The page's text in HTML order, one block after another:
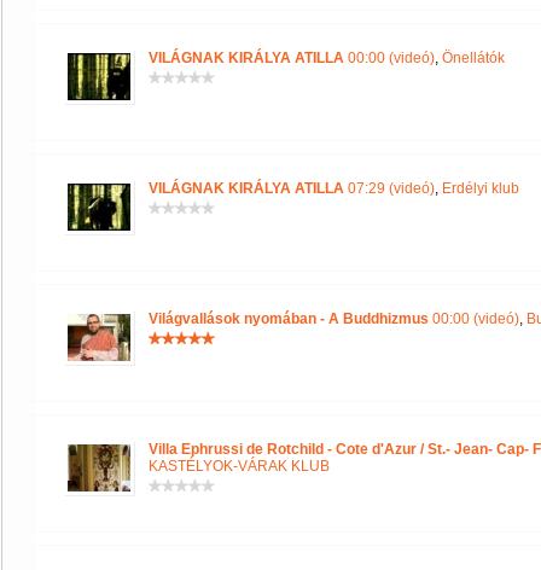
VILÁGNAK KIRÁLYA ATILLA 00:00 (videó), Önellátók
VILÁGNAK KIRÁLYA ATILLA 07:29 (videó), Erdélyi klub
Világvallások nyomában - A Buddhizmus 00:00 (videó),
Villa Ephrussi de Rotchild - Cote d'Azur / St.- Jean- Cap-
KASTÉLYOK-VÁRAK KLUB